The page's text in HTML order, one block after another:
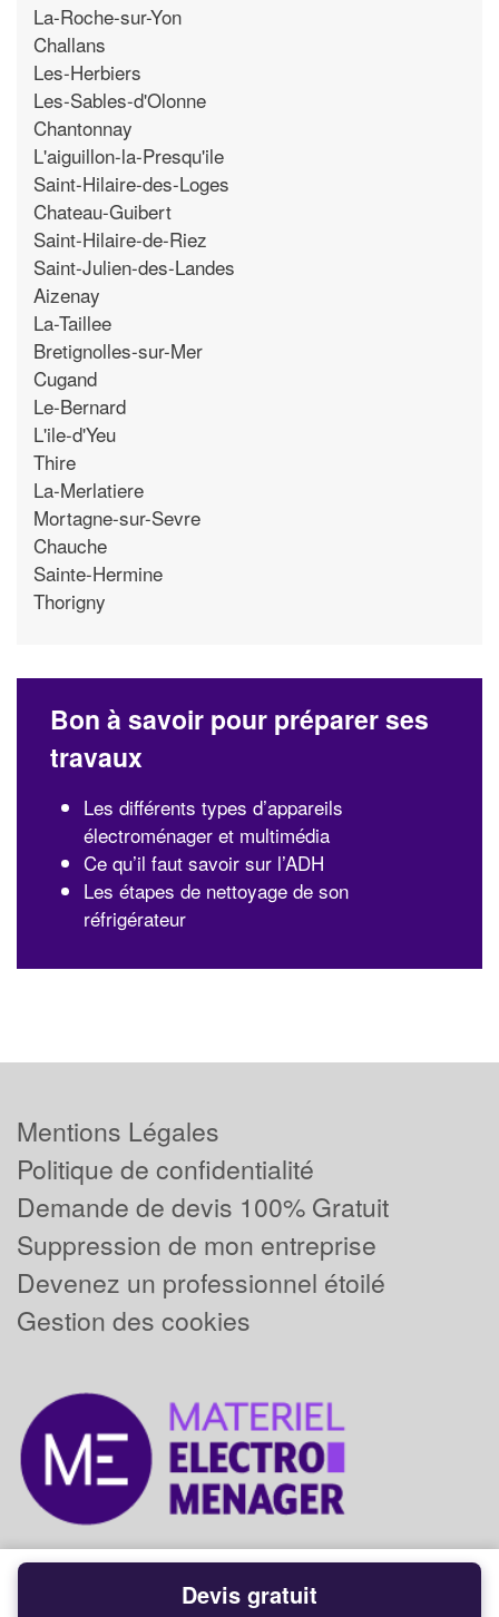
La-Roche-sur-Yon
Challans
Les-Herbiers
Les-Sables-d'Olonne
Chantonnay
L'aiguillon-la-Presqu'ile
Saint-Hilaire-des-Loges
Chateau-Guibert
Saint-Hilaire-de-Riez
Saint-Julien-des-Landes
Aizenay
La-Taillee
Bretignolles-sur-Mer
Cugand
Le-Bernard
L'ile-d'Yeu
Thire
La-Merlatiere
Mortagne-sur-Sevre
Chauche
Sainte-Hermine
Thorigny
Bon à savoir pour préparer ses
travaux
Les différents types d’appareils
électroménager et multimédia
Ce qu’il faut savoir sur l’ADH
Les étapes de nettoyage de son
réfrigérateur
Mentions Légales
Politique de confidentialité
Demande de devis 100% Gratuit
Suppression de mon entreprise
Devenez un professionnel étoilé
Gestion des cookies
Powered byPlus que pro
Devis gratuit